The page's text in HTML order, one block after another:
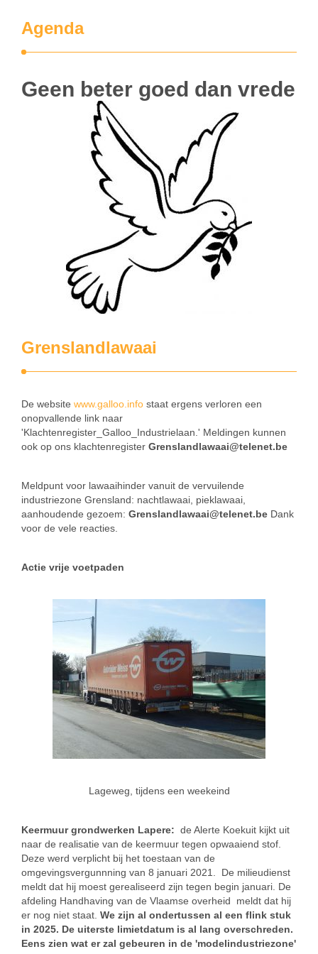
Agenda
Geen beter goed dan vrede
Grenslandlawaai
De website www.galloo.info staat ergens verloren een
onopvallende link naar
'Klachtenregister_Galloo_Industrielaan.' Meldingen kunnen
ook op ons klachtenregister Grenslandlawaai@telenet.be
Meldpunt voor lawaaihinder vanuit de vervuilende
industriezone Grensland: nachtlawaai, pieklawaai,
aanhoudende gezoem: Grenslandlawaai@telenet.be Dank
voor de vele reacties.
Actie vrije voetpaden
Lageweg, tijdens een weekeind
Keermuur grondwerken Lapere: de Alerte Koekuit kijkt uit
naar de realisatie van de keermuur tegen opwaaiend stof.
Deze werd verplicht bij het toestaan van de
omgevingsvergunnning van 8 januari 2021. De milieudienst
meldt dat hij moest gerealiseerd zijn tegen begin januari. De
afdeling Handhaving van de Vlaamse overheid meldt dat hij
er nog niet staat. We zijn al ondertussen al een flink stuk
in 2025. De uiterste limietdatum is al lang overschreden.
Eens zien wat er zal gebeuren in de 'modelindustriezone'